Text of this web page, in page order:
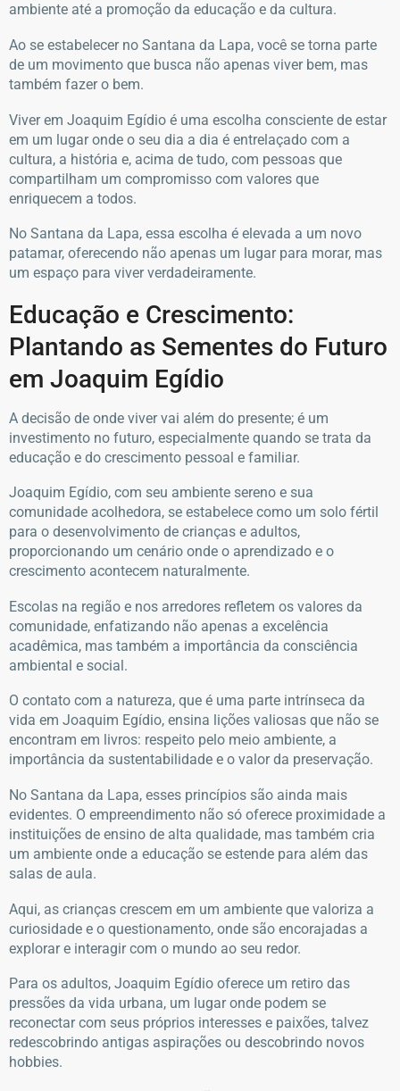
ambiente até a promoção da educação e da cultura.
Ao se estabelecer no Santana da Lapa, você se torna parte
de um movimento que busca não apenas viver bem, mas
também fazer o bem.
Viver em Joaquim Egídio é uma escolha consciente de estar
em um lugar onde o seu dia a dia é entrelaçado com a
cultura, a história e, acima de tudo, com pessoas que
compartilham um compromisso com valores que
enriquecem a todos.
No Santana da Lapa, essa escolha é elevada a um novo
patamar, oferecendo não apenas um lugar para morar, mas
um espaço para viver verdadeiramente.
Educação e Crescimento:
Plantando as Sementes do Futuro
em Joaquim Egídio
A decisão de onde viver vai além do presente; é um
investimento no futuro, especialmente quando se trata da
educação e do crescimento pessoal e familiar.
Joaquim Egídio, com seu ambiente sereno e sua
comunidade acolhedora, se estabelece como um solo fértil
para o desenvolvimento de crianças e adultos,
proporcionando um cenário onde o aprendizado e o
crescimento acontecem naturalmente.
Escolas na região e nos arredores refletem os valores da
comunidade, enfatizando não apenas a excelência
acadêmica, mas também a importância da consciência
ambiental e social.
O contato com a natureza, que é uma parte intrínseca da
vida em Joaquim Egídio, ensina lições valiosas que não se
encontram em livros: respeito pelo meio ambiente, a
importância da sustentabilidade e o valor da preservação.
No Santana da Lapa, esses princípios são ainda mais
evidentes. O empreendimento não só oferece proximidade a
instituições de ensino de alta qualidade, mas também cria
um ambiente onde a educação se estende para além das
salas de aula.
Aqui, as crianças crescem em um ambiente que valoriza a
curiosidade e o questionamento, onde são encorajadas a
explorar e interagir com o mundo ao seu redor.
Para os adultos, Joaquim Egídio oferece um retiro das
pressões da vida urbana, um lugar onde podem se
reconectar com seus próprios interesses e paixões, talvez
redescobrindo antigas aspirações ou descobrindo novos
hobbies.